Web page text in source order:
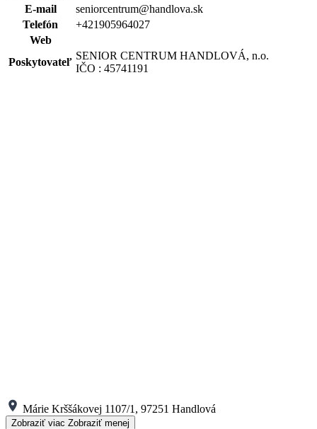
E-mail
seniorcentrum@handlova.sk
Telefón
+421905964027
Web
Poskytovateľ
SENIOR CENTRUM HANDLOVÁ, n.o.
IČO : 45741191
Márie Krššákovej 1107/1, 97251 Handlová
Zobraziť viac Zobraziť menej